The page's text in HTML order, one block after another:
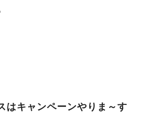
はキャンペーンやりま～す